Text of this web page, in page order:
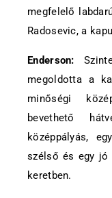
megfelelő
Radosevic, a
Enderson:
megoldotta a
minőségi
bevethető
középpályás,
szélső és egy jó
keretben.